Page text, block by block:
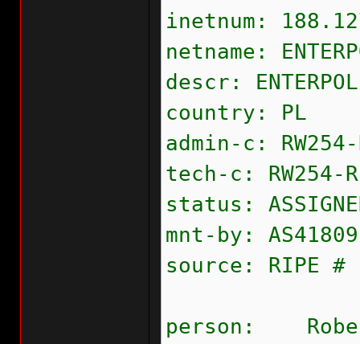
inetnum:
netname:
descr:
country: PL
admin-c: RW254-
tech-c: RW254-
status:
mnt-by:
source: RIPE
person: